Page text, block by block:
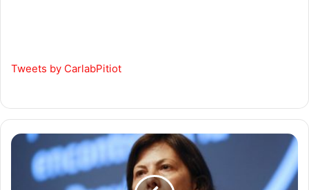
Tweets by CarlabPitiot
Silvina
Batakis:
primera